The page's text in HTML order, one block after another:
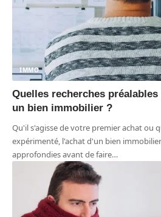
IMMO
Quelles recherches préalables
un bien immobilier ?
Qu'il s'agisse de votre premier achat ou
expérimenté, l'achat d'un bien
approfondies avant de faire…